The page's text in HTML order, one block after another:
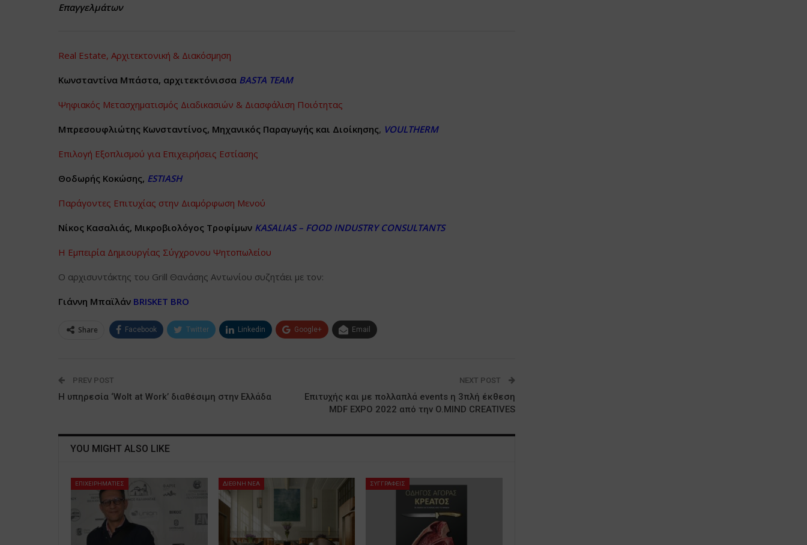
Επαγγελμάτων
Real Estate, Αρχιτεκτονική & Διακόσμηση
Κωνσταντίνα Μπάστα, αρχιτεκτόνισσα BASTA TEAM
Ψηφιακός Μετασχηματισμός Διαδικασιών & Διασφάλιση Ποιότητας
Μπρεσουφλιώτης Κωνσταντίνος, Μηχανικός Παραγωγής και Διοίκησης, VOULTHERM
Επιλογή Εξοπλισμού για Επιχειρήσεις Εστίασης
Θοδωρής Κοκώσης, ESTIASH
Παράγοντες Επιτυχίας στην Διαμόρφωση Μενού
Νίκος Κασαλιάς, Μικροβιολόγος Τροφίμων KASALIAS– FOOD INDUSTRY CONSULTANTS
Η Εμπειρία Δημιουργίας Σύγχρονου Ψητοπωλείου
Ο αρχισυντάκτης του Grill Θανάσης Αντωνίου συζητάει με τον:
Γιάννη Μπαϊλάν BRISKET BRO
Share Facebook Twitter Linkedin Google+ Email
PREV POST
Η υπηρεσία ‘Wolt at Work’ διαθέσιμη στην Ελλάδα
NEXT POST
Επιτυχής και με πολλαπλά events η 3πλή έκθεση
MDF EXPO 2022 από την O.MIND CREATIVES
YOU MIGHT ALSO LIKE
ΕΠΙΧΕΙΡΗΜΑΤΙΕΣ ΔΙΕΘΝΗ ΝΕΑ ΣΥΓΓΡΑΦΕΙΣ